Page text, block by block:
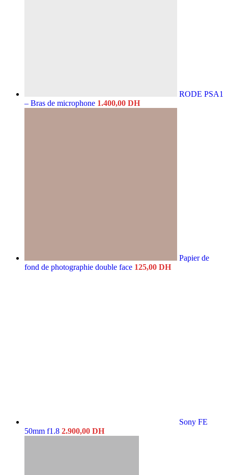
RODE PSA1
– Bras de microphone 1.400,00 DH
Papier de
fond de photographie double face 125,00 DH
Sony FE
50mm f1.8 2.900,00 DH